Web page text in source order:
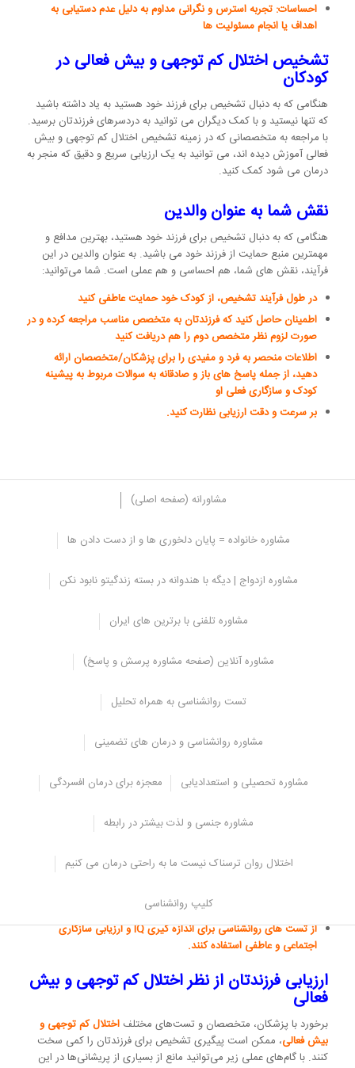
احساسات: تجربه استرس و نگرانی مداوم به دلیل عدم دستیابی به
اهداف یا انجام مسئولیت ها
تشخیص اختلال کم توجهی و بیش فعالی در
کودکان
هنگامی که به دنبال تشخیص برای فرزند خود هستید به یاد داشته باشید
که تنها نیستید و با کمک دیگران می توانید به دردسرهای فرزندتان برسید.
با مراجعه به متخصصانی که در زمینه تشخیص اختلال کم توجهی و بیش
فعالی آموزش دیده اند، می توانید به یک ارزیابی سریع و دقیق که منجر به
درمان می شود کمک کنید.
نقش شما به عنوان والدین
هنگامی که به دنبال تشخیص برای فرزند خود هستید، بهترین مدافع و
مهمترین منبع حمایت از فرزند خود می باشید. به عنوان والدین در این
فرآیند، نقش های شما، هم احساسی و هم عملی است. شما می‌توانید:
در طول فرآیند تشخیص، از کودک خود حمایت عاطفی کنید
اطمینان حاصل کنید که فرزندتان به متخصص مناسب مراجعه کرده و در
صورت لزوم نظر متخصص دوم را هم دریافت کنید
اطلاعات منحصر به فرد و مفیدی را برای پزشکان/متخصصان ارائه
دهید، از جمله پاسخ های باز و صادقانه به سوالات مربوط به پیشینه
کودک و سازگاری فعلی او
بر سرعت و دقت ارزیابی نظارت کنید.
مشاورانه (صفحه اصلی)
مشاوره خانواده = پایان دلخوری ها و از دست دادن ها
مشاوره ازدواج | دیگه با هندوانه در بسته زندگیتو نابود نکن
مشاوره تلفنی با برترین های ایران
مشاوره آنلاین (صفحه مشاوره پرسش و پاسخ)
تست روانشناسی به همراه تحلیل
مشاوره روانشناسی و درمان های تضمینی
مشاوره تحصیلی و استعدادیابی معجزه برای درمان افسردگی
مشاوره جنسی و لذت بیشتر در رابطه
اختلال روان ترسناک نیست ما به راحتی درمان می کنیم
کلیپ روانشناسی
نقش پزشک یا متخصص
معمولاً بیش از یک متخصص کودک را از نظر علائم اختلال کم توجهی و
پزشکان، روانشناسان بالینی و مشاوران
مدرسه، مددکاران اجتماعی بالینی، آسیب شناسان گفتار درمانی،
توجهی و بیش فعالی ایفا می کنند.
تشخیص وجود ندارد. در عوض، پزشکان نتیجه گیری خود را بر اساس
متخصصی که ارزیابی فرزند شما را انجام می دهد طیف وسیعی از سوالات
همچنین ممکن است:
یک معاینه فیزیکی و یا عصبی عمومی تعیین کنند یا انجام دهند.
از ابزارهای غربالگری استاندارد برای اختلال کم توجهی و بیش فعالی
کودک شما را در بازی یا مدرسه مشاهده کنند.
از تست های روانشناسی برای اندازه گیری IQ و ارزیابی سازگاری
اجتماعی و عاطفی استفاده کنند.
ارزیابی فرزندتان از نظر اختلال کم توجهی و بیش
فعالی
برخورد با پزشکان، متخصصان و تست‌های مختلف اختلال کم توجهی و
بیش فعالی، ممکن است پیگیری تشخیص برای فرزندتان را کمی سخت
کنند. با گام‌های عملی زیر می‌توانید مانع از بسیاری از پریشانی‌ها در این